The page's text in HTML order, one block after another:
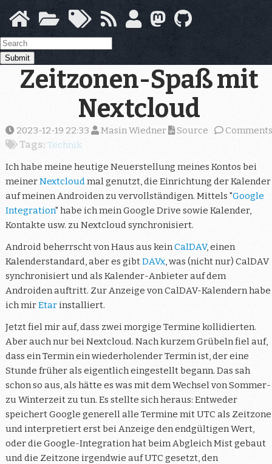
main
content
Submit
Zeitzonen-Spaß mit
Nextcloud
2023-12-19 22:33 Masin Wiedner Comments
Source
Tags: Technik
Ich habe meine heutige Neuerstellung meines Kontos bei
meinerNextcloudmal genutzt, die Einrichtung der Kalender
auf meinen Androiden zu vervollständigen. Mittels "Google
Integration" habe ich mein Google Drive sowie Kalender,
Kontakte usw. zu Nextcloud synchronisiert.
Android beherrscht von Haus aus keinCalDAV, einen
Kalenderstandard, aber es gibtDAVx, was (nicht nur) CalDAV
synchronisiert und als Kalender-Anbieter auf dem
Androiden auftritt. Zur Anzeige von CalDAV-Kalendern habe
ich mirEtar installiert.
Jetzt fiel mir auf, dass zwei morgige Termine kollidierten.
Aber auch nur bei Nextcloud. Nach kurzem Grübeln fiel auf,
dass ein Termin ein wiederholender Termin ist, der eine
Stunde früher als eigentlich eingestellt begann. Das sah
schon so aus, als hätte es was mit dem Wechsel von Sommer-
zu Winterzeit zu tun. Es stellte sich heraus: Entweder
speichert Google generell alle Termine mit UTC als Zeitzone
und interpretiert erst bei Anzeige den endgültigen Wert,
oder die Google-Integration hat beim Abgleich Mist gebaut
und die Zeitzone irgendwie auf UTC gesetzt, den